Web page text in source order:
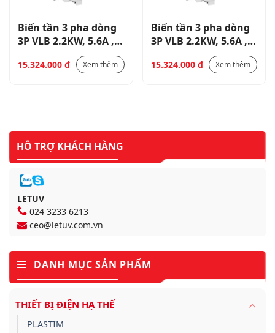
Biến tần 3 pha dòng
3P VLB 2.2KW, 5.6A ,
điện áp 400-480VAC
(tích hợp bảng điều
15.324.000 ₫ Xem thêm
Biến tần 3 pha dòng
3P VLB 2.2KW, 5.6A ,
điện áp 400-480VAC
(tích hợp bảng điều
15.324.000 ₫ Xem thêm
HỖ TRỢ KHÁCH HÀNG
LETUV
024 3233 6213
ceo@letuv.com.vn
DANH MỤC SẢN PHẨM
THIẾT BỊ ĐIỆN HẠ THẾ
PLASTIM